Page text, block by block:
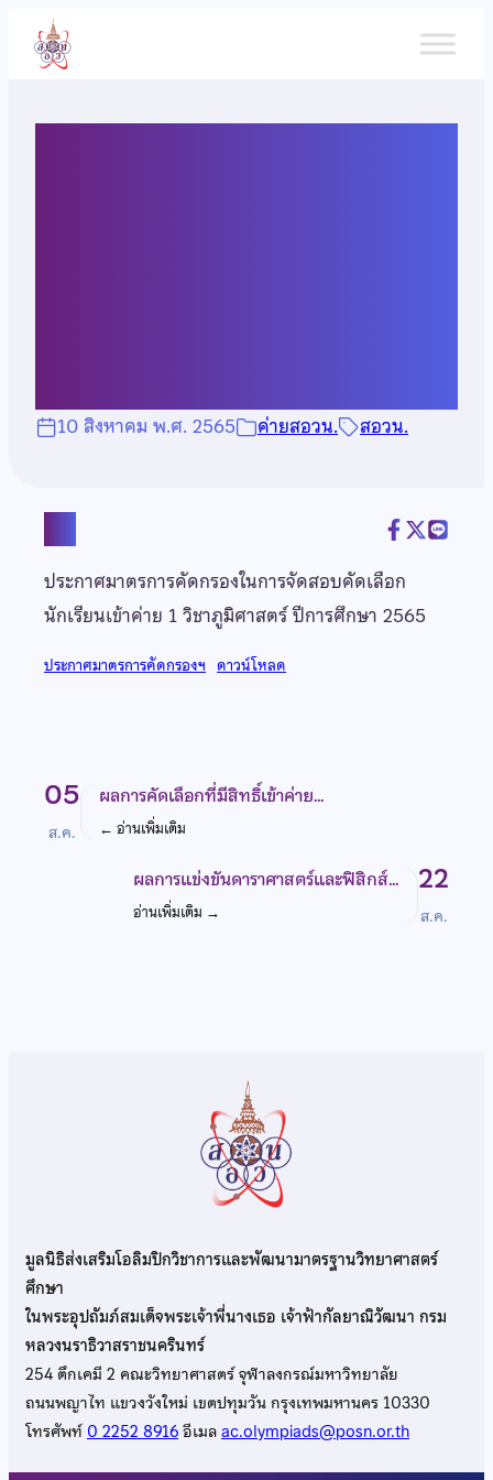
เนื้อหา
10 สิงหาคม พ.ศ. 2565 ค่ายสอวน. สอวน.
ประกาศมาตรการคัดกรองในการจัดสอบคัดเลือก
นักเรียนเข้าค่าย 1 วิชาภูมิศาสตร์ ปีการศึกษา 2565
ประกาศมาตรการคัดกรองฯ ดาวน์โหลด
05
ส.ค.
ผลการคัดเลือกที่มีสิทธิ์เข้าค่าย…
← อ่านเพิ่มเติม
22
ส.ค.
ผลการแข่งขันดาราศาสตร์และฟิสิกส์…
อ่านเพิ่มเติม →
มูลนิธิส่งเสริมโอลิมปิกวิชาการและพัฒนามาตรฐานวิทยาศาสตร์
ศึกษา
ในพระอุปถัมภ์สมเด็จพระเจ้าพี่นางเธอ เจ้าฟ้ากัลยาณิวัฒนา กรม
หลวงนราธิวาสราชนครินทร์
254 ตึกเคมี 2 คณะวิทยาศาสตร์ จุฬาลงกรณ์มหาวิทยาลัย
ถนนพญาไท แขวงวังใหม่ เขตปทุมวัน กรุงเทพมหานคร 10330
โทรศัพท์0 2252 8916อีเมลac.olympiads@posn.or.th